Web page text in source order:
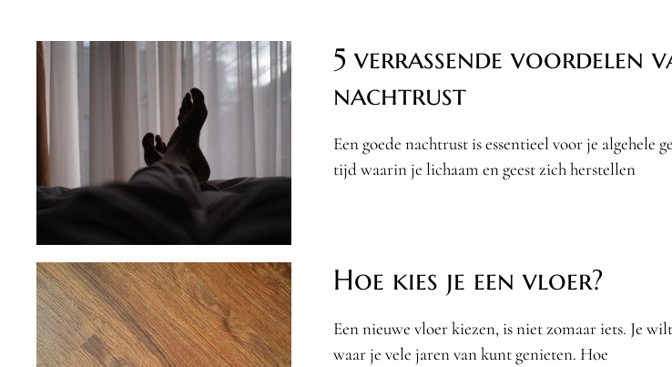
5 verrassende voordelen
nachtrust
Een goede nachtrust is essentieel voor je algehele
tijd waarin je lichaam en geest zich herstellen
Hoe kies je een vloer?
Een nieuwe vloer kiezen, is niet zomaar iets. Je
waar je vele jaren van kunt genieten. Hoe